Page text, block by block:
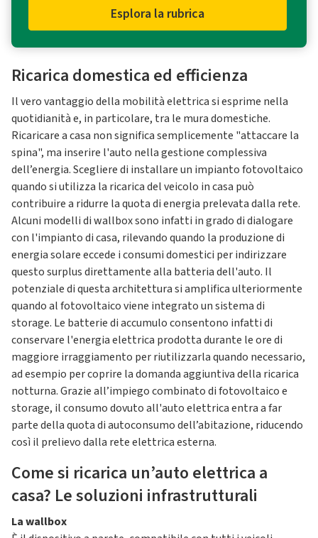
Esplora la rubrica
Ricarica domestica ed efficienza
Il vero vantaggio della mobilità elettrica si esprime nella
quotidianità e, in particolare, tra le mura domestiche.
Ricaricare a casa non significa semplicemente "attaccare la
spina", ma inserire l'auto nella gestione complessiva
dell’energia. Scegliere di installare un impianto fotovoltaico
quando si utilizza la ricarica del veicolo in casa può
contribuire a ridurre la quota di energia prelevata dalla rete.
Alcuni modelli di wallbox sono infatti in grado di dialogare
con l'impianto di casa, rilevando quando la produzione di
energia solare eccede i consumi domestici per indirizzare
questo surplus direttamente alla batteria dell'auto. Il
potenziale di questa architettura si amplifica ulteriormente
quando al fotovoltaico viene integrato un sistema di
storage. Le batterie di accumulo consentono infatti di
conservare l'energia elettrica prodotta durante le ore di
maggiore irraggiamento per riutilizzarla quando necessario,
ad esempio per coprire la domanda aggiuntiva della ricarica
notturna. Grazie all’impiego combinato di fotovoltaico e
storage, il consumo dovuto all'auto elettrica entra a far
parte della quota di autoconsumo dell’abitazione, riducendo
così il prelievo dalla rete elettrica esterna.
Come si ricarica un’auto elettrica a
casa? Le soluzioni infrastrutturali
La wallbox